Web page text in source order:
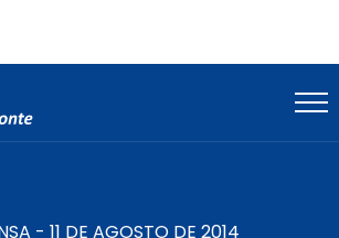
- 11 DE AGOSTO DE 2014